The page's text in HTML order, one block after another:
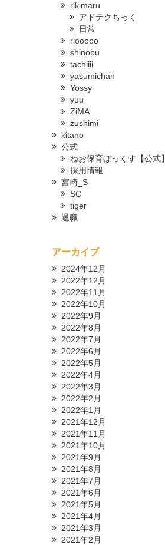
rikimaru
アドテクちっく
日常
riooooo
shinobu
tachiiii
yasumichan
Yossy
yuu
ZiMA
zushimi
kitano
公式
ねお保育ぼっくす【公式】
採用情報
宮崎_S
SC
tiger
退職
アーカイブ
2024年12月
2022年12月
2022年11月
2022年10月
2022年9月
2022年8月
2022年7月
2022年6月
2022年5月
2022年4月
2022年3月
2022年2月
2022年1月
2021年12月
2021年11月
2021年10月
2021年9月
2021年8月
2021年7月
2021年6月
2021年5月
2021年4月
2021年3月
2021年2月